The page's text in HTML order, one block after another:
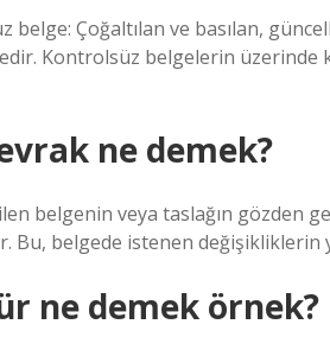
belge: Çoğaltılan ve basılan,
Kontrolsüz belgelerin üzerinde
ne demek?
belgenin veya taslağın gözden
Bu, belgede istenen değişikliklerin
ne demek örnek?